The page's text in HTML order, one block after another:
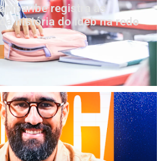
registra as
história do Ideb na rede